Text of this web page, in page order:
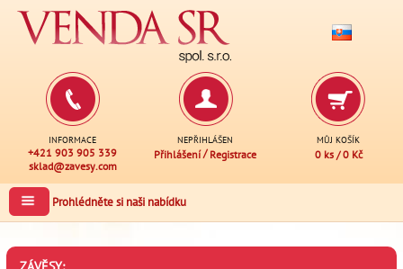
INFORMACE
+421 903 905 339
sklad@zavesy.com
NEPŘIHLÁŠEN
Přihlášení/ Registrace
MŮJ KOŠÍK
0 ks/0 Kč
Prohlédněte si naši nabídku